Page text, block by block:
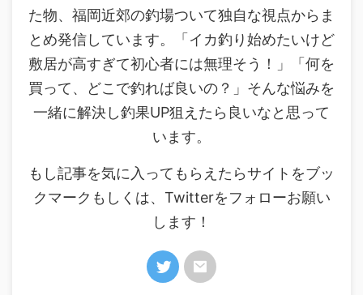
た物、福岡近郊の釣場ついて独自な視点からま
とめ発信しています。「イカ釣り始めたいけど
敷居が高すぎて初心者には無理そう！」「何を
買って、どこで釣れば良いの？」そんな悩みを
一緒に解決し釣果UP狙えたら良いなと思って
います。
もし記事を気に入ってもらえたらサイトをブッ
クマークもしくは、Twitterをフォローお願い
します！